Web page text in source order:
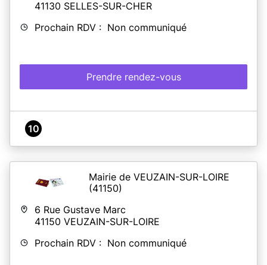
41130 SELLES-SUR-CHER
Prochain RDV : Non communiqué
Prendre rendez-vous
10
Mairie de VEUZAIN-SUR-LOIRE
(41150)
6 Rue Gustave Marc
41150 VEUZAIN-SUR-LOIRE
Prochain RDV : Non communiqué